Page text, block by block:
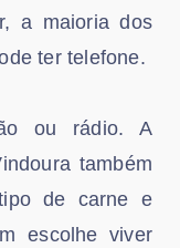
a maioria dos
ter telefone.
ou rádio. A
também
de carne e
escolhe viver